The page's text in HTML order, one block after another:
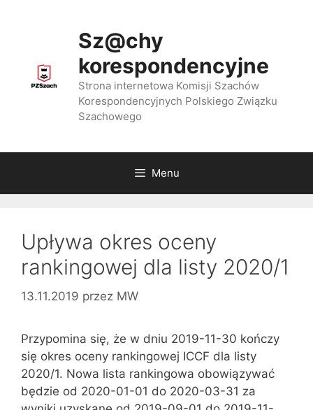
Sz@chy
korespondencyjne
Strona internetowa Komisji Szachów
Korespondencyjnych Polskiego Związku
Szachowego
Menu
Upływa okres oceny
rankingowej dla listy 2020/1
13.11.2019 przez MW
Przypomina się, że w dniu 2019-11-30 kończy
się okres oceny rankingowej ICCF dla listy
2020/1. Nowa lista rankingowa obowiązywać
będzie od 2020-01-01 do 2020-03-31 za